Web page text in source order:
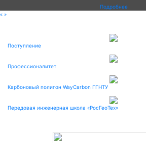
Подробнее
« »
Поступление
Профессионалитет
Карбоновый полигон WayCarbon ГГНТУ
Передовая инженерная школа «РосГеоТех»